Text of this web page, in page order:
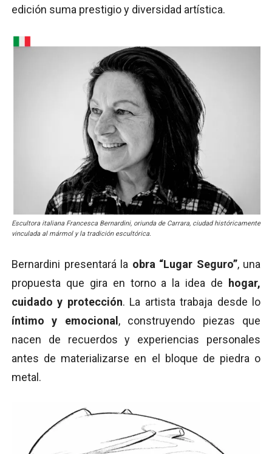
edición suma prestigio y diversidad artística.
Escultora italiana Francesca Bernardini, oriunda de Carrara, ciudad históricamente
vinculada al mármol y la tradición escultórica.
Bernardini presentará la obra “Lugar Seguro”, una
propuesta que gira en torno a la idea de
hogar,
cuidado y protección. La artista trabaja desde lo
íntimo y emocional , construyendo piezas que
nacen de recuerdos y experiencias personales
antes de materializarse en el bloque de piedra o
metal.